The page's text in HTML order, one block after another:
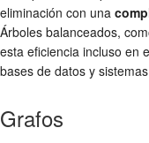
eliminación con una
Árboles balanceados,
esta eficiencia incluso en
bases de datos y
Grafos